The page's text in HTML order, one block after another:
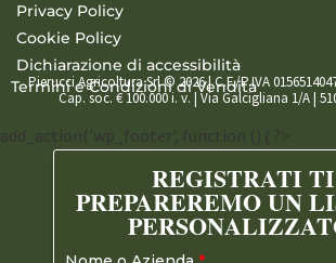
Privacy Policy
Cookie Policy
Dichiarazione di accessibilità
Termini e Condizioni di Vendita
Pierucci Agricoltura Srl © 2026 | C.F./P.IVA
Cap. soc. € 100.000 i. v. | Via Galcigliana 1/A |
add_action('wp_footer', function () { ?>